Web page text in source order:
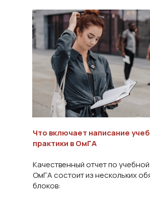
Что включает написание
практики в ОмГА
Качественный отчет по учебной
ОмГА состоит из нескольких
блоков: